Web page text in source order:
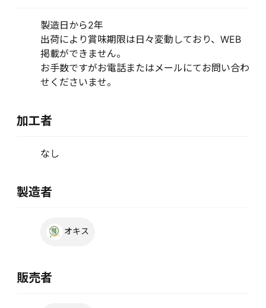
製造日から2年
出荷により賞味期限は日々変動しており、WEB
掲載ができません。
お手数ですがお電話またはメールにてお問い合わ
せくださいませ。
加工者
なし
製造者
オキス
販売者